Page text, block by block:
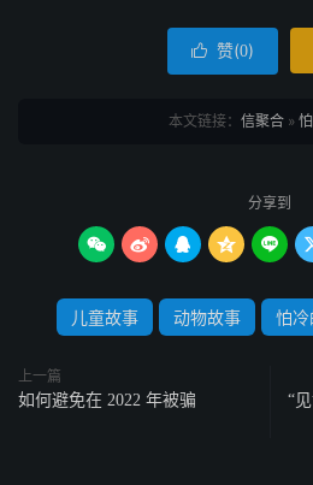
 赞(0)
本文链接： 信聚合 »
分享到
    
儿童故事 动物故事 怕
上一篇
如何避免在 2022 年被骗
“